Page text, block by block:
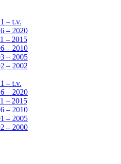
– t.v.
– 2020
– 2015
– 2010
– 2005
– 2002
– t.v.
– 2020
– 2015
– 2010
– 2005
– 2000